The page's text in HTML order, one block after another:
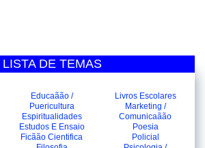
LISTA DE TEMAS
Educaãão /
Puericultura
Espiritualidades
Estudos E Ensaio
Ficãão Cientifica
Livros Escolares
Marketing /
Comunicaãão
Poesia
Policial